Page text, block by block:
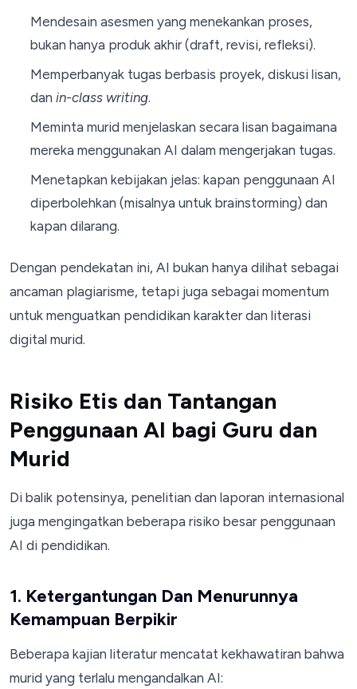
Mendesain asesmen yang menekankan proses,
bukan hanya produk akhir (draft, revisi, refleksi).
Memperbanyak tugas berbasis proyek, diskusi lisan,
dan in-class writing.
Meminta murid menjelaskan secara lisan bagaimana
mereka menggunakan AI dalam mengerjakan tugas.
Menetapkan kebijakan jelas: kapan penggunaan AI
diperbolehkan (misalnya untuk brainstorming) dan
kapan dilarang.
Dengan pendekatan ini, AI bukan hanya dilihat sebagai
ancaman plagiarisme, tetapi juga sebagai momentum
untuk menguatkan pendidikan karakter dan literasi
digital murid.
Risiko Etis dan Tantangan
Penggunaan AI bagi Guru dan
Murid
Di balik potensinya, penelitian dan laporan internasional
juga mengingatkan beberapa risiko besar penggunaan
AI di pendidikan.
1. Ketergantungan Dan Menurunnya
Kemampuan Berpikir
Beberapa kajian literatur mencatat kekhawatiran bahwa
murid yang terlalu mengandalkan AI: